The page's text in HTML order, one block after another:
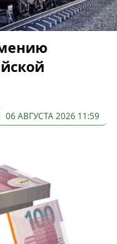
06 АВГУСТА 2026 11:59